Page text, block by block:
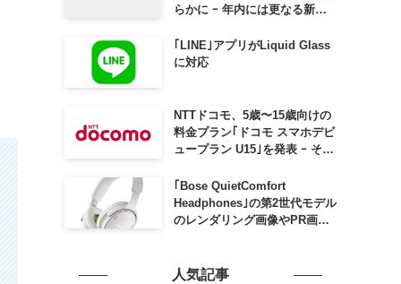
らかに ｰ 年内には更なる新製
｢LINE｣アプリがLiquid Glass
に対応
NTTドコモ、5歳〜15歳向けの
料金プラン｢ドコモ スマホデビ
ュープラン U15｣を発表 ｰ その
子割｣も
｢Bose QuietComfort
Headphones｣の第2世代モデル
のレンダリング画像やPR画像
人気記事